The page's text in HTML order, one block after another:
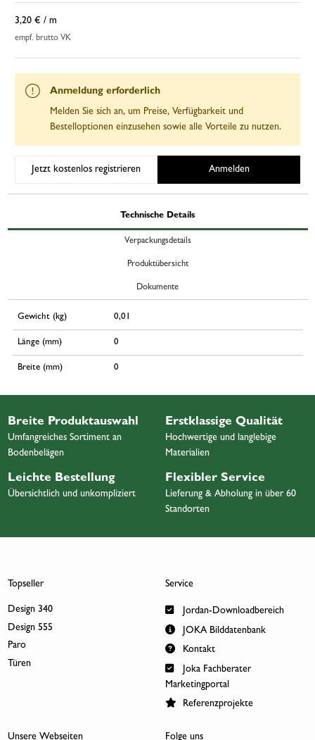
3,20 € / m
empf. brutto VK
Anmeldung erforderlich
Melden Sie sich an, um Preise, Verfügbarkeit und
Bestelloptionen einzusehen sowie alle Vorteile zu nutzen.
Jetzt kostenlos registrieren Anmelden
Technische Details
Verpackungsdetails
Produktübersicht
Dokumente
Gewicht (kg) 0,01
Länge (mm) 0
Breite (mm) 0
Breite Produktauswahl
Umfangreiches Sortiment an
Bodenbelägen
Erstklassige Qualität
Hochwertige und langlebige
Materialien
Leichte Bestellung
Übersichtlich und unkompliziert
Flexibler Service
Lieferung & Abholung in über 60
Standorten
Topseller
Design 340
Design 555
Paro
Türen
Service
Jordan-Downloadbereich
JOKA Bilddatenbank
Kontakt
Joka Fachberater
Marketingportal
Referenzprojekte
Unsere Webseiten Folge uns